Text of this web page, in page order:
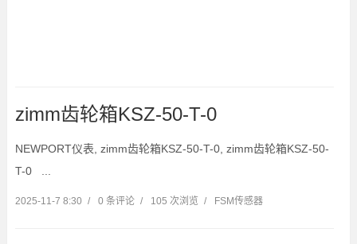
zimm齿轮箱KSZ-50-T-0
NEWPORT仪表, zimm齿轮箱KSZ-50-T-0, zimm齿轮箱KSZ-50-
T-0 ...
2025-11-7 8:30 / 0 条评论 / 105 次浏览 / FSM传感器